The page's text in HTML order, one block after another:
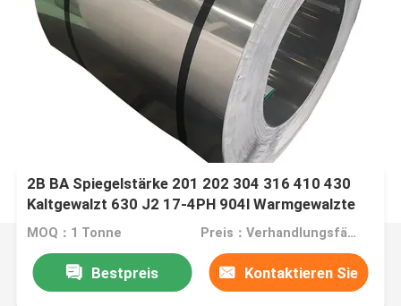
2B BA Spiegelstärke 201 202 304 316 410 430
Kaltgewalzt 630 J2 17-4PH 904l Warmgewalzte
Edelstahlspule Streifen mit Spiegel
MOQ：1 Tonne Preis：Verhandlungsfähig
Bestpreis Kontaktieren Sie